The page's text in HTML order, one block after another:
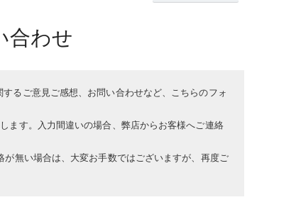
合わせ
るご意見ご感想、お問い合わせなど、こちらのフォ
ます。入力間違いの場合、弊店からお客様へご連絡
無い場合は、大変お手数ではございますが、再度ご